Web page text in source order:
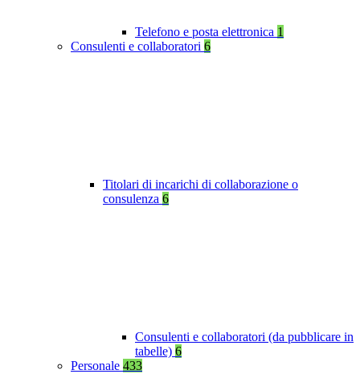
Telefono e posta elettronica 1
Consulenti e collaboratori 6
Titolari di incarichi di collaborazione o
consulenza 6
Consulenti e collaboratori (da pubblicare in
tabelle) 6
Personale 433